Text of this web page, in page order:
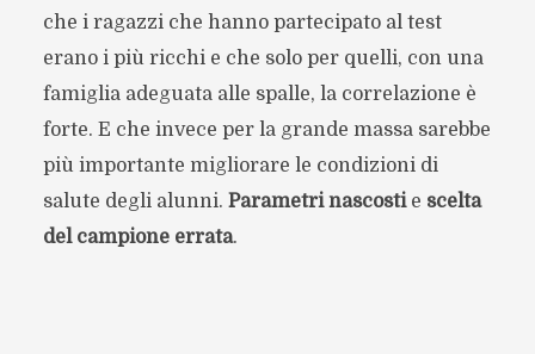
che i ragazzi che hanno partecipato al test
erano i più ricchi e che solo per quelli, con una
famiglia adeguata alle spalle, la correlazione è
forte. E che invece per la grande massa sarebbe
più importante migliorare le condizioni di
salute degli alunni. Parametri nascostie scelta
del campione errata.